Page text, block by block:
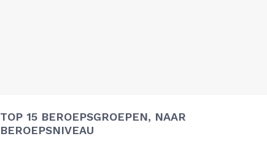
TOP 15 BEROEPSGROEPEN, NAAR
BEROEPSNIVEAU